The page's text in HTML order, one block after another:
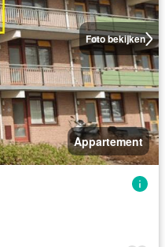
Foto bekijken
Appartement